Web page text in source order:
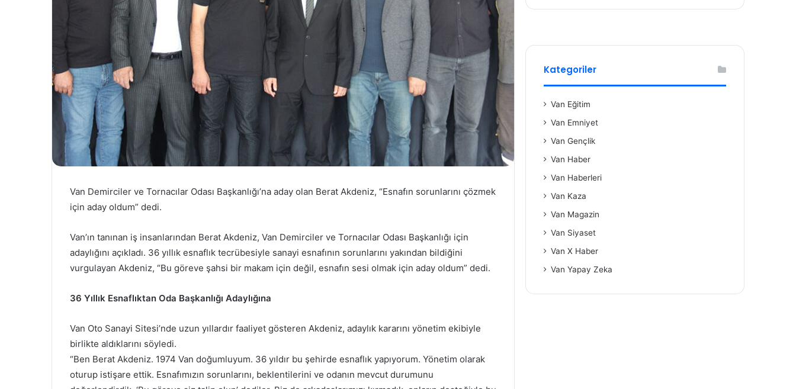
Van Demirciler ve Tornacılar Odası Başkanlığı’na aday olan Berat Akdeniz, “Esnafın sorunlarını çözmek
için aday oldum” dedi.
Van’ın tanınan iş insanlarından Berat Akdeniz, Van Demirciler ve Tornacılar Odası Başkanlığı için
adaylığını açıkladı. 36 yıllık esnaflık tecrübesiyle sanayi esnafının sorunlarını yakından bildiğini
vurgulayan Akdeniz, “Bu göreve şahsi bir makam için değil, esnafın sesi olmak için aday oldum” dedi.
36 Yıllık Esnaflıktan Oda Başkanlığı Adaylığına
Van Oto Sanayi Sitesi’nde uzun yıllardır faaliyet gösteren Akdeniz, adaylık kararını yönetim ekibiyle
birlikte aldıklarını söyledi.
“Ben Berat Akdeniz. 1974 Van doğumluyum. 36 yıldır bu şehirde esnaflık yapıyorum. Yönetim olarak
oturup istişare ettik. Esnafımızın sorunlarını, beklentilerini ve odanın mevcut durumunu
Kategoriler
Van Eğitim
Van Emniyet
Van Gençlik
Van Haber
Van Haberleri
Van Kaza
Van Magazin
Van Siyaset
Van X Haber
Van Yapay Zeka